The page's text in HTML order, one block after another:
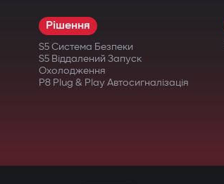
Рішення
S5 Система Безпеки
S5 Віддалений Запуск
Охолодження
P8 Plug & Play Автосигналізація